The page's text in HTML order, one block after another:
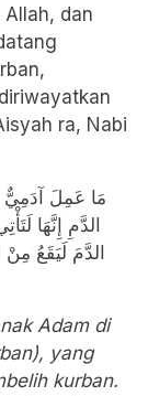
dan
ra, Nabi
مَا عَمِلَ آدَمِيٌّ
الدَّمِ إِنَّهَا
الدَّمَ لَيَقَعُ
Adam di
yang
kurban.